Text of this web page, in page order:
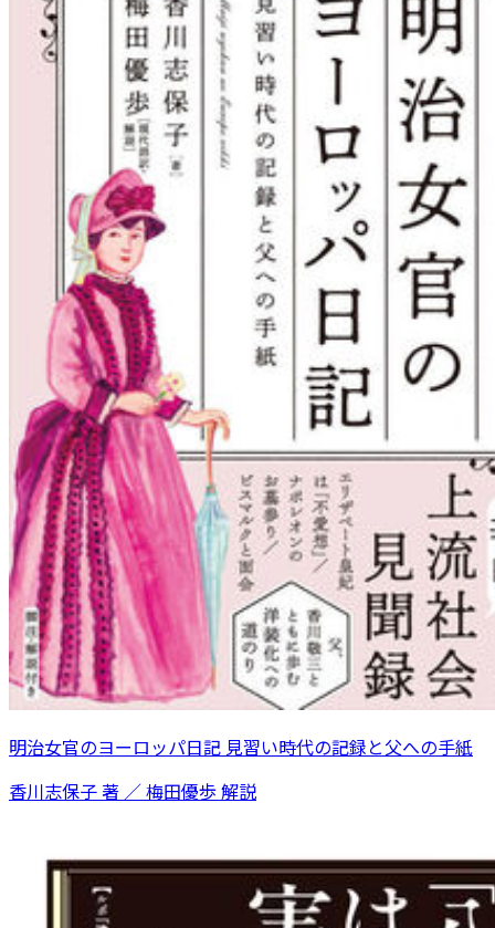
明治女官のヨーロッパ日記 見習い時代の記録と父への手紙
香川志保子 著 ／ 梅田優歩 解説